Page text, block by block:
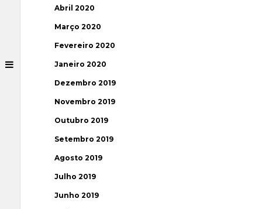
Abril 2020
Março 2020
Fevereiro 2020
Janeiro 2020
Dezembro 2019
Novembro 2019
Outubro 2019
Setembro 2019
Agosto 2019
Julho 2019
Junho 2019